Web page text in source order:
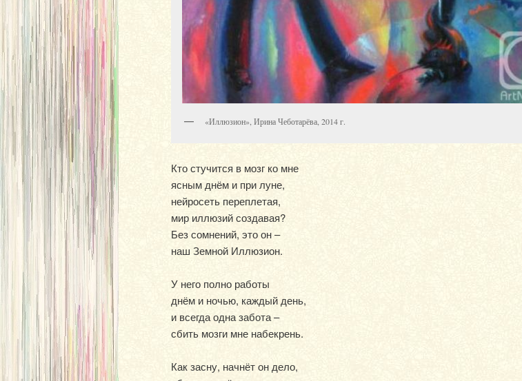
«Иллюзион», Ирина Чеботарёва, 2014 г.
Кто стучится в мозг ко мне
ясным днём и при луне,
нейросеть переплетая,
мир иллюзий создавая?
Без сомнений, это он –
наш Земной Иллюзион.
У него полно работы
днём и ночью, каждый день,
и всегда одна забота –
сбить мозги мне набекрень.
Как засну, начнёт он дело,